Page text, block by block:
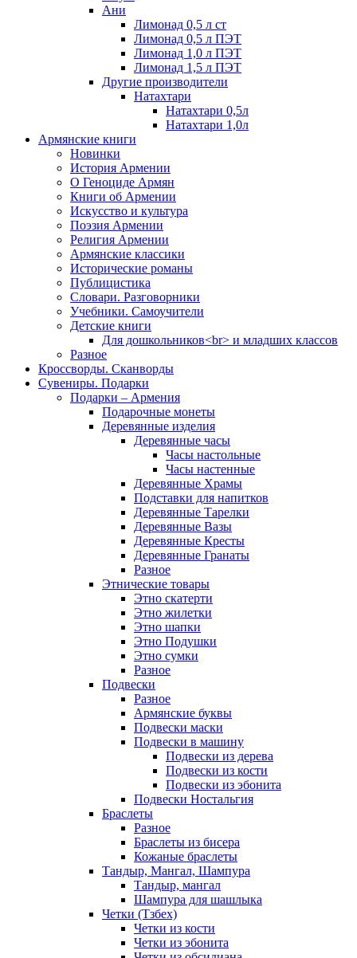
Ани
Лимонад 0,5 л ст
Лимонад 0,5 л ПЭТ
Лимонад 1,0 л ПЭТ
Лимонад 1,5 л ПЭТ
Другие производители
Натахтари
Натахтари 0,5л
Натахтари 1,0л
Армянские книги
Новинки
История Армении
О Геноциде Армян
Книги об Армении
Иcкусство и культура
Поэзия Армении
Религия Армении
Армянские классики
Исторические романы
Публицистика
Словари. Разговорники
Учебники. Самоучители
Детские книги
Для дошкольников<br> и младших классов
Разное
Кроссворды. Сканворды
Сувениры. Подарки
Подарки – Армения
Подарочные монеты
Деревянные изделия
Деревянные часы
Часы настольные
Часы настенные
Деревянные Храмы
Подставки для напитков
Деревянные Тарелки
Деревянные Вазы
Деревянные Кресты
Деревянные Гранаты
Разное
Этнические товары
Этно скатерти
Этно жилетки
Этно шапки
Этно Подушки
Этно сумки
Разное
Подвески
Разное
Армянские буквы
Подвески маски
Подвески в машину
Подвески из дерева
Подвески из кости
Подвески из эбонита
Подвески Ностальгия
Браслеты
Разное
Браслеты из бисера
Кожаные браслеты
Тандыр, Мангал, Шампура
Тандыр, мангал
Шампура для шашлыка
Четки (Тзбех)
Четки из кости
Четки из эбонита